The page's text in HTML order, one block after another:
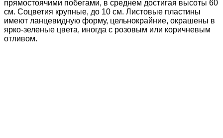
прямостоячими побегами, в среднем достигая высоты 60
см. Соцветия крупные, до 10 см. Листовые пластины
имеют ланцевидную форму, цельнокрайние, окрашены в
ярко-зеленые цвета, иногда с розовым или коричневым
отливом.